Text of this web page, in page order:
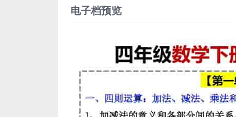
电子档预览